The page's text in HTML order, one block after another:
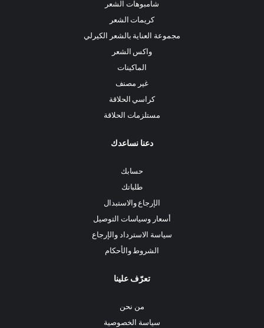
شامبوهات الشعر
كريمات الشعر
مجموعة العناية بالشعر الكيرلي
واكس الشعر
الماكينات
غير مصنف
كراسي الحلاقة
مستلزمات الحلاقة
دعنا نساعدك
حسابك
طلباتك
الإرجاع والاستبدال
أسعار وسياسات التوصيل
سياسة الاسترداد والإرجاع
الشروط والأحكام
تعرّف علينا
من نحن
سياسة الخصوصية